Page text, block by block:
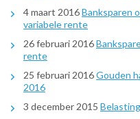
4 maart 2016Banksparen
variabele rente
26 februari 2016
rente
25 februari 2016Gouden
2016
3 december 2015